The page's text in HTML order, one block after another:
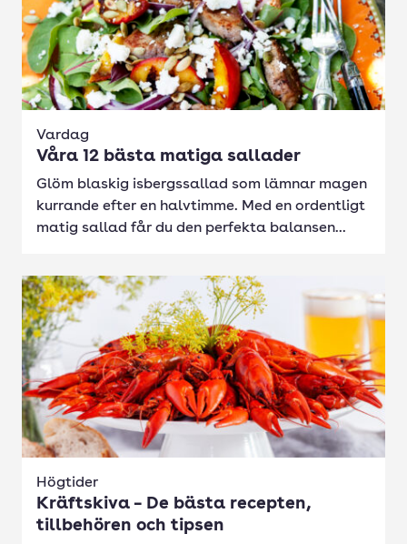
Vardag
Våra 12 bästa matiga sallader
Glöm blaskig isbergssallad som lämnar magen
kurrande efter en halvtimme. Med en ordentligt
matig sallad får du den perfekta balansen...
Högtider
Kräftskiva – De bästa recepten,
tillbehören och tipsen